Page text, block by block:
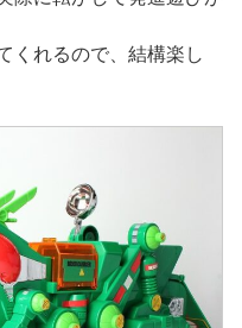
くれるので、結構楽し